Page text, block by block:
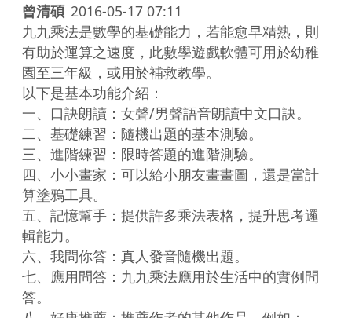
曾清碩 2016-05-17 07:11
九九乘法是數學的基礎能力，若能愈早精熟，則
有助於運算之速度，此數學遊戲軟體可用於幼稚
園至三年級，或用於補救教學。
以下是基本功能介紹：
一、口訣朗讀：女聲/男聲語音朗讀中文口訣。
二、基礎練習：隨機出題的基本測驗。
三、進階練習：限時答題的進階測驗。
四、小小畫家：可以給小朋友畫畫圖，還是當計
算塗鴉工具。
五、記憶幫手：提供許多乘法表格，提升思考邏
輯能力。
六、我問你答：真人發音隨機出題。
七、應用問答：九九乘法應用於生活中的實例問
答。